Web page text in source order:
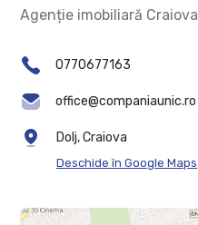
Agenție imobiliară Craiova
0770677163
office@companiaunic.ro
Dolj, Craiova
Deschide în Google Maps